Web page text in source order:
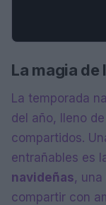
La magia
La temporada
del año, lleno
compartidos.
entrañables es
navideñas,
compartir con